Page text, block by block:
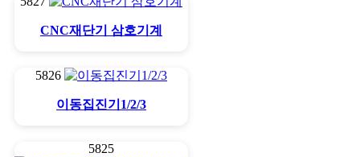
CNC재단기 삼호기계
5826
이동집진기1/2/3
5825